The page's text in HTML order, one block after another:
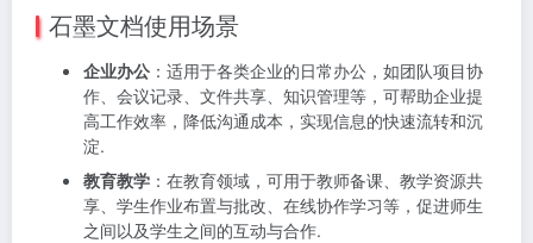
石墨文档使用场景
企业办公 ：适用于各类企业的日常办公，如团队项目协
作、会议记录、文件共享、知识管理等，可帮助企业提
高工作效率，降低沟通成本，实现信息的快速流转和沉
淀.
教育教学 ：在教育领域，可用于教师备课、教学资源共
享、学生作业布置与批改、在线协作学习等，促进师生
之间以及学生之间的互动与合作.